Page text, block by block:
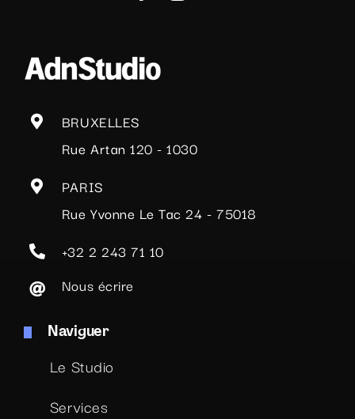
BRUXELLES
Rue Artan 120 - 1030
PARIS
Rue Yvonne Le Tac 24 - 75018
+32 2 243 71 10
Nous écrire
Naviguer
Le Studio
Services